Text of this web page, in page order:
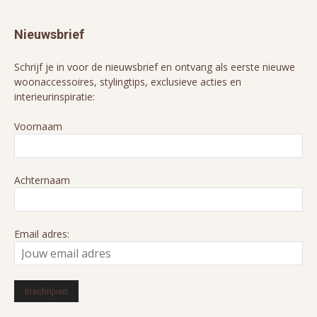
Nieuwsbrief
Schrijf je in voor de nieuwsbrief en ontvang als eerste nieuwe
woonaccessoires, stylingtips, exclusieve acties en
interieurinspiratie:
Voornaam
Achternaam
Email adres: